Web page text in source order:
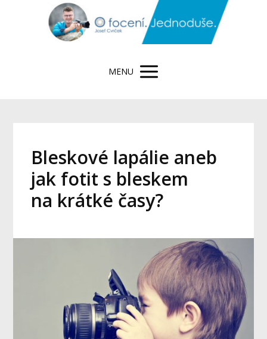
MENU
Bleskové lapálie aneb
jak fotit s bleskem
na krátké časy?